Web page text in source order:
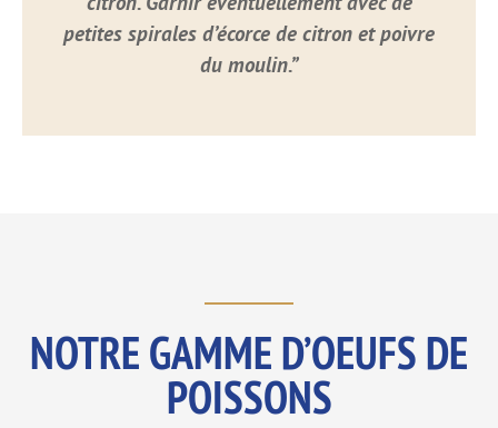
petites spirales d’écorce de citron et poivre
du moulin.”
NOTRE GAMME D’OEUFS DE
POISSONS